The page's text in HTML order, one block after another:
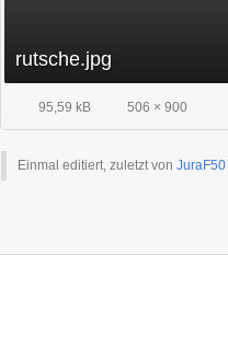
rutsche.jpg
95,59 kB 506 × 900
Einmal editiert, zuletzt vonJuraF50